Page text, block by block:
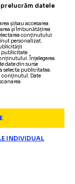
datele
și/sau accesarea
și îmbunătățirea
conținutului
personalizat.
publicitate
Înțelegerea
date din surse
selecta publicitatea.
conținutul. Date
INDIVIDUAL